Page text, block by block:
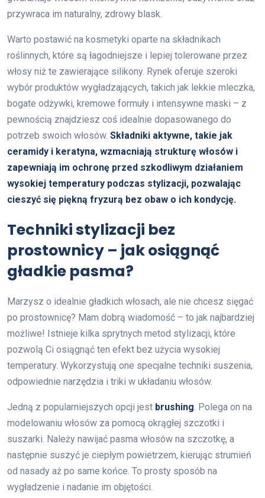
przywraca im naturalny, zdrowy blask.
Warto postawić na kosmetyki oparte na składnikach
roślinnych, które są łagodniejsze i lepiej tolerowane przez
włosy niż te zawierające silikony. Rynek oferuje szeroki
wybór produktów wygładzających, takich jak lekkie mleczka,
bogate odżywki, kremowe formuły i intensywne maski – z
pewnością znajdziesz coś idealnie dopasowanego do
potrzeb swoich włosów. Składniki aktywne, takie jak
ceramidy i keratyna, wzmacniają strukturę włosów i
zapewniają im ochronę przed szkodliwym działaniem
wysokiej temperatury podczas stylizacji, pozwalając
cieszyć się piękną fryzurą bez obaw o ich kondycję.
Techniki stylizacji bez
prostownicy – jak osiągnąć
gładkie pasma?
Marzysz o idealnie gładkich włosach, ale nie chcesz sięgać
po prostownicę? Mam dobrą wiadomość – to jak najbardziej
możliwe! Istnieje kilka sprytnych metod stylizacji, które
pozwolą Ci osiągnąć ten efekt bez użycia wysokiej
temperatury. Wykorzystują one specjalne techniki suszenia,
odpowiednie narzędzia i triki w układaniu włosów.
Jedną z popularniejszych opcji jest brushing. Polega on na
modelowaniu włosów za pomocą okrągłej szczotki i
suszarki. Należy nawijać pasma włosów na szczotkę, a
następnie suszyć je ciepłym powietrzem, kierując strumień
od nasady aż po same końce. To prosty sposób na
wygładzenie i nadanie im objętości.